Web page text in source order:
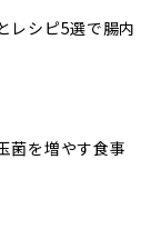
レシピ5選で腸内
菌を増やす食事